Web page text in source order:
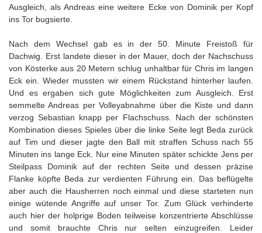
Ausgleich, als Andreas eine weitere Ecke von Dominik per Kopf
ins Tor bugsierte.
Nach dem Wechsel gab es in der 50. Minute Freistoß für
Dachwig. Erst landete dieser in der Mauer, doch der Nachschuss
von Kösterke aus 20 Metern schlug unhaltbar für Chris im langen
Eck ein. Wieder mussten wir einem Rückstand hinterher laufen.
Und es ergaben sich gute Möglichkeiten zum Ausgleich. Erst
semmelte Andreas per Volleyabnahme über die Kiste und dann
verzog Sebastian knapp per Flachschuss. Nach der schönsten
Kombination dieses Spieles über die linke Seite legt Beda zurück
auf Tim und dieser jagte den Ball mit straffen Schuss nach 55
Minuten ins lange Eck. Nur eine Minuten später schickte Jens per
Steilpass Dominik auf der rechten Seite und dessen präzise
Flanke köpfte Beda zur verdienten Führung ein. Das beflügelte
aber auch die Hausherren noch einmal und diese starteten nun
einige wütende Angriffe auf unser Tor. Zum Glück verhinderte
auch hier der holprige Boden teilweise konzentrierte Abschlüsse
und somit brauchte Chris nur selten einzugreifen. Leider